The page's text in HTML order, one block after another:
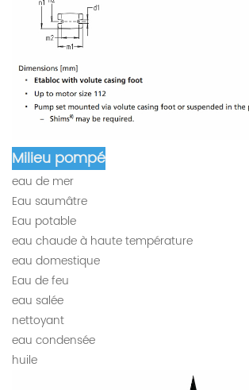
Milieu pompé
eau de mer
Eau saumâtre
Eau potable
eau chaude à haute température
eau domestique
Eau de feu
eau salée
nettoyant
eau condensée
huile